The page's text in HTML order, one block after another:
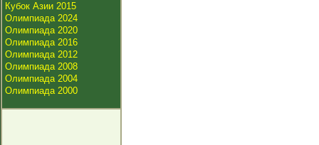
Кубок Азии 2015
Олимпиада 2024
Олимпиада 2020
Олимпиада 2016
Олимпиада 2012
Олимпиада 2008
Олимпиада 2004
Олимпиада 2000